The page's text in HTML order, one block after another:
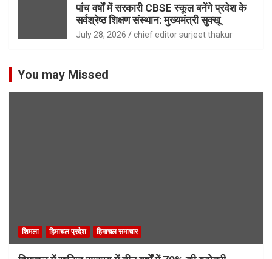
पांच वर्षों में सरकारी CBSE स्कूल बनेंगे प्रदेश के
सर्वश्रेष्ठ शिक्षण संस्थान: मुख्यमंत्री सुक्खू
July 28, 2026 chief editor surjeet thakur
You may Missed
शिमला हिमाचल प्रदेश हिमाचल समाचार